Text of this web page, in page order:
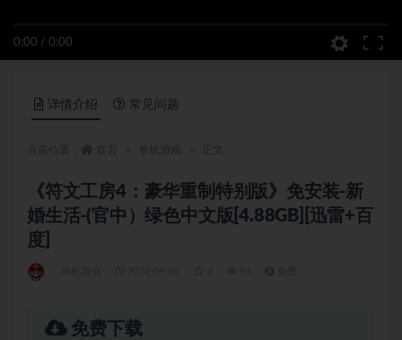
0:00 / 0:00
详情介绍 常见问题
《符文工房4：豪华重制特别版》免安装-新
婚生活-(官中）绿色中文版[4.88GB][迅雷+百
度]
免费下载